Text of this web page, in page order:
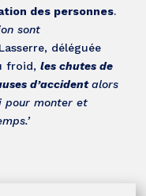
des personnes.
sont
déléguée
froid,les chutes de
d’accidentalors
pour monter et